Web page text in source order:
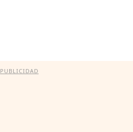
PUBLICIDAD